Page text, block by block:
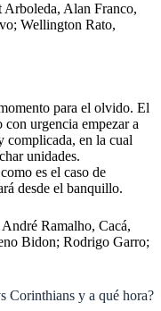
Arboleda, Alan Franco,
Wellington Rato,
para el olvido. El
con urgencia empezar a
complicada, en la cual
unidades.
es el caso de
desde el banquillo.
Ramalho, Cacá,
Bidon; Rodrigo Garro;
Corinthians y a qué hora?